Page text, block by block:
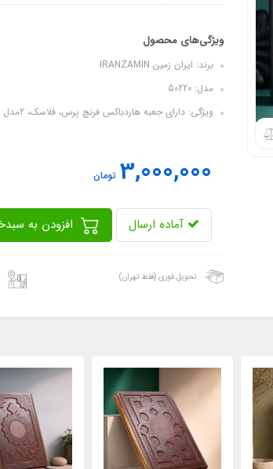
ویژگی‌های محصول
برند: ایران زمین IRANZAMIN
مدل: 50220
ویژگی: دارای جعبه هاردباکس فرنچ پرس، فلاسک، 2مدل دمنوش، 2عدد استکان، 2عدد لیو...
3,000,000 تومان
آماده ارسال
تحویل فوری (فقط تهران)